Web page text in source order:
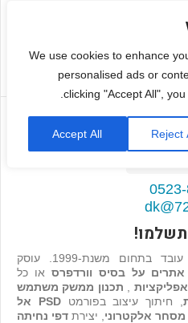
We use cookies to enhance
personalised ads or
clicking "Accept All",
Reject
Accept All ואפליקציות
בוגר ביה"ס לאומנויות ועיצוב. עובד בתחום משנת-1999. עוסק
אתרים על בסיס וורדפרס או כל
תכנון ממשק משתמש
, חיתוך עיצוב בפורמט
PSD אל
מסחר אלקטרוני , יצירת דפי נחיתה